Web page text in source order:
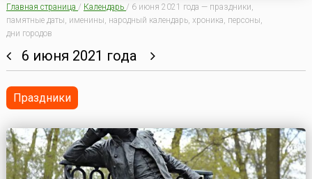
Главная страница / Календарь / 6 июня 2021 года — праздники,
памятные даты, именины, народный календарь, хроника, персоны,
дни городов
6 июня 2021 года
Праздники